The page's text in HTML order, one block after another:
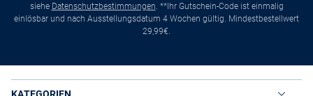
siehe Datenschutzbestimmungen. **Ihr Gutschein-Code ist einmalig
einlösbar und nach Ausstellungsdatum 4 Wochen gültig. Mindestbestellwert
29,99€.